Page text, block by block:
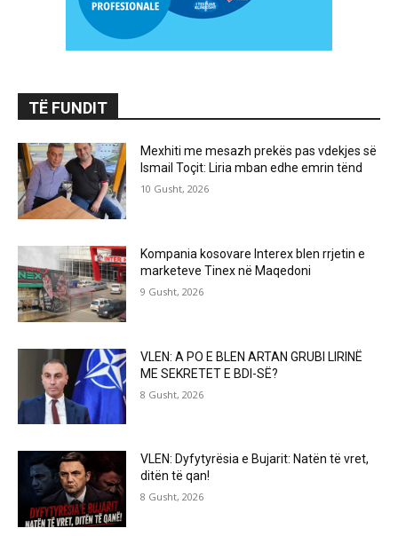
TË FUNDIT
Mexhiti me mesazh prekës pas vdekjes së
Ismail Toçit: Liria mban edhe emrin tënd
10 Gusht, 2026
Kompania kosovare Interex blen rrjetin e
marketeve Tinex në Maqedoni
9 Gusht, 2026
VLEN: A PO E BLEN ARTAN GRUBI LIRINË
ME SEKRETET E BDI-SË?
8 Gusht, 2026
VLEN: Dyfytyrësia e Bujarit: Natën të vret,
ditën të qan!
8 Gusht, 2026